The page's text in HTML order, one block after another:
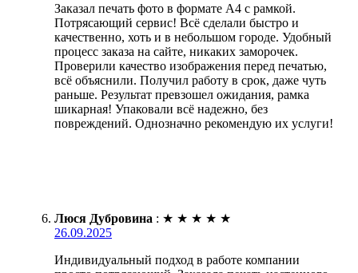
Заказал печать фото в формате А4 с рамкой.
Потрясающий сервис! Всё сделали быстро и
качественно, хоть и в небольшом городе. Удобный
процесс заказа на сайте, никаких заморочек.
Проверили качество изображения перед печатью,
всё объяснили. Получил работу в срок, даже чуть
раньше. Результат превзошел ожидания, рамка
шикарная! Упаковали всё надежно, без
повреждений. Однозначно рекомендую их услуги!
Люся Дубровина : ★ ★ ★ ★ ★
26.09.2025
Индивидуальный подход в работе компании